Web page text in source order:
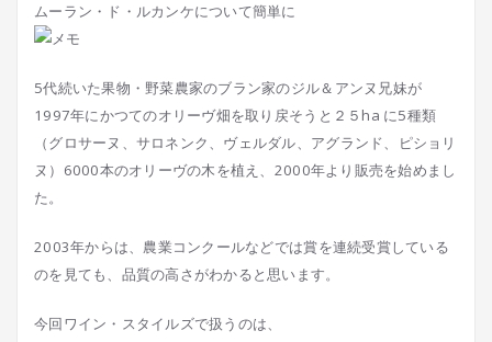
ムーラン・ド・ルカンケについて簡単に
5代続いた果物・野菜農家のブラン家のジル＆アンヌ兄妹が
1997年にかつてのオリーヴ畑を取り戻そうと２５ha に5種類
（グロサーヌ、サロネンク、ヴェルダル、アグランド、ピショリ
ヌ）6000本のオリーヴの木を植え、2000年より販売を始めまし
た。
2003年からは、農業コンクールなどでは賞を連続受賞している
のを見ても、品質の高さがわかると思います。
今回ワイン・スタイルズで扱うのは、